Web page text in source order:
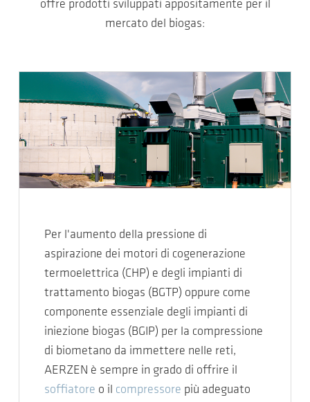
offre prodotti sviluppati appositamente per il
mercato del biogas:
Per l'aumento della pressione di
aspirazione dei motori di cogenerazione
termoelettrica (CHP) e degli impianti di
trattamento biogas (BGTP) oppure come
componente essenziale degli impianti di
iniezione biogas (BGIP) per la compressione
di biometano da immettere nelle reti,
AERZEN è sempre in grado di offrire il
soffiatore o il compressore più adeguato